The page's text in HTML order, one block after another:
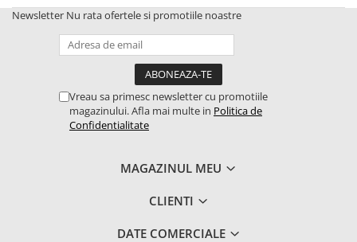
Newsletter Nu rata ofertele si promotiile noastre
Vreau sa primesc newsletter cu promotiile
magazinului. Afla mai multe in Politica de
Confidentialitate
MAGAZINUL MEU
CLIENTI
DATE COMERCIALE